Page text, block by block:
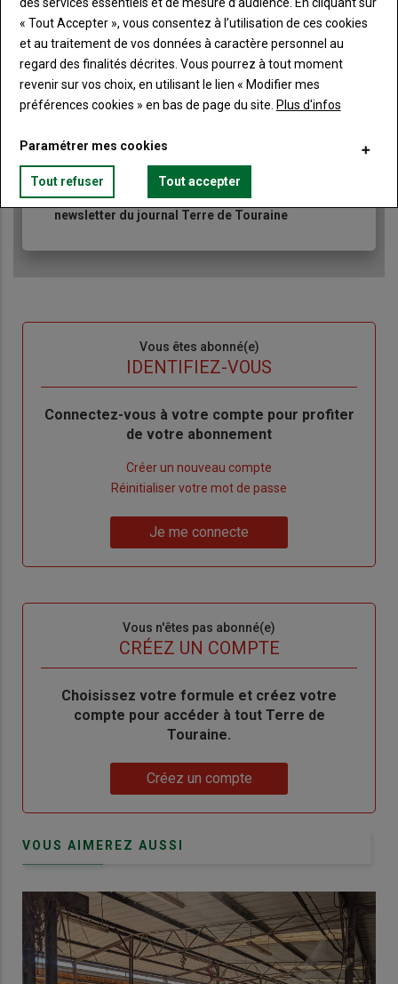
Body A partir de 85€
JE M'ABONNE
pucenumérique, sur tous les supports
Ne manquez aucune information grâce à la
newsletter du journal Terre de Touraine
Vous êtes abonné(e)
IDENTIFIEZ-VOUS
Body
Connectez-vous à votre compte pour profiter
de votre abonnement
Créer un nouveau compte
de
Réinitialiser votre mot de passe
me
Je me connecte
Vous n'êtes pas abonné(e)
CRÉEZ UN COMPTE
BodyChoisissez votre formule et créez votre
compte pour accéder à tout Terre de
Touraine.
Créez un compte
VOUS AIMEREZ AUSSI
« Tout Accepter », vous consentez à l’utilisation de ces cookies
et au traitement de vos données à caractère personnel au
regard des finalités décrites. Vous pourrez à tout moment
revenir sur vos choix, en utilisant le lien « Modifier mes
préférences cookies » en bas de page du site. Plus d'infos
Paramétrer mes cookies
Tout refuser Tout accepter